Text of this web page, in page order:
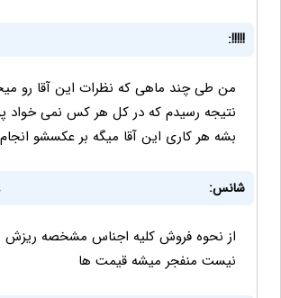
!!!!!:
من طی چند ماهی که نظرات این آقا رو
نتیجه رسیدم که در کل هر کس نمی خواد
بشه هر کاری این آقا میگه بر عکسشو
شانس:
از نحوه فروش کلیه اجناس مشخصه ریزش
نیست منفجر میشه قیمت ها